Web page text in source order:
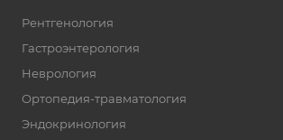
Рентгенология
Гастроэнтерология
Неврология
Ортопедия-травматология
Эндокринология